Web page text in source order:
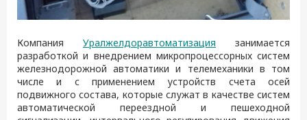
Компания Уралжелдоравтоматизация занимается
разработкой и внедрением микропроцессорных систем
железнодорожной автоматики и телемеханики в том
числе и с применением устройств счета осей
подвижного состава, которые служат в качестве систем
автоматической переездной и пешеходной